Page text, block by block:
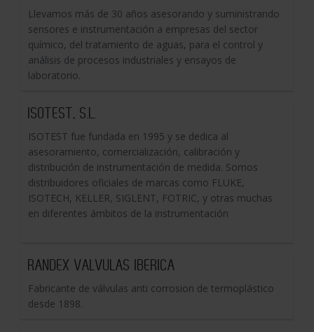
Llevamos más de 30 años asesorando y suministrando
sensores e instrumentación a empresas del sector
químico, del tratamiento de aguas, para el control y
análisis de procesos industriales y ensayos de
laboratorio.
ISOTEST, S.L.
ISOTEST fue fundada en 1995 y se dedica al
asesoramiento, comercialización, calibración y
distribución de instrumentación de medida. Somos
distribuidores oficiales de marcas como FLUKE,
ISOTECH, KELLER, SIGLENT, FOTRIC, y otras muchas
en diferentes ámbitos de la instrumentación
RANDEX VALVULAS IBERICA
Fabricante de válvulas anti corrosion de termoplástico
desde 1898.